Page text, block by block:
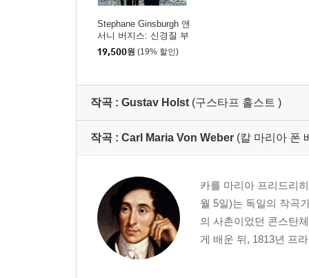
Stephane Ginsburgh 앤
서니 버지스: 신경질 부
리는 전자 키보드 곡집
(Burgess: Bad-Temper
19,500원 (19% 할인)
작곡 : Gustav Holst (구스타프 홀스트 )
작곡 : Carl Maria Von Weber (칼 마리아 폰
카를 마리아 프리드리
월 5일)는 독일의 작곡
의 사촌이었던 콘스탄
게 배운 뒤, 1813년 프